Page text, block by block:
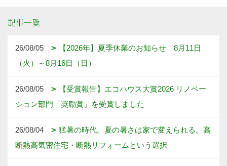
記事一覧
26/08/05
【2026年】夏季休業のお知らせ｜8月11日
（火）～8月16日（日）
26/08/05
【受賞報告】エコハウス大賞2026 リノベー
ション部門「奨励賞」を受賞しました
26/08/04
猛暑の時代。夏の暑さは家で変えられる。高
断熱高気密住宅・断熱リフォームという選択